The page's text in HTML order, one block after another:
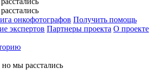
онкофотографов Получить помощь
экспертов Партнеры проекта О проекте
мы расстались